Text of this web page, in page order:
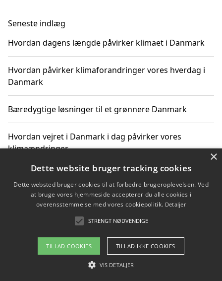
Seneste indlæg
Hvordan dagens længde påvirker klimaet i Danmark
Hvordan påvirker klimaforandringer vores hverdag i
Danmark
Bæredygtige løsninger til et grønnere Danmark
Hvordan vejret i Danmark i dag påvirker vores
klimaændringer
Hvordan klimaændringer påvirker danske unges
gaveønsker
Om / kontakt
Blog Betingelser
×
Dette website bruger tracking cookies
Dette websted bruger cookies til at forbedre brugeroplevelsen. Ved
at bruge vores hjemmeside accepterer du alle cookies i
overensstemmelse med vores cookiepolitik. Detaljer
STRENGT NØDVENDIGE
TILLAD COOKIES TILLAD IKKE COOKIES
VIS DETALJER